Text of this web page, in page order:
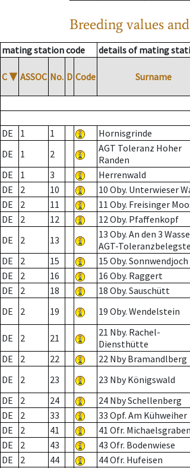
Breeding values
mating station code details of mating
C ▼ ASSOC No. D Code Surname
DE
1 1 Hornisgrinde
DE
1 2
AGT Toleranz Hoher
Randen
DE
1 3 Herrenwald
DE
2 10 10 Oby. Unterwieser
DE
2 11 11 Oby. Freisinger
DE
2 12 12 Oby. Pfaffenkopf
DE
2 13
13 Oby. An den 3
AGT-
DE
2 15 15 Oby. Sonnwendjoch
DE
2 16 16 Oby. Raggert
DE
2 18 18 Oby. Sauschütt
DE
2 19 19 Oby. Wendelstein
DE 2 21
21 Nby. Rachel-
Diensthütte
DE
2 22 22 Nby Bramandlberg
DE
2 23 23 Nby Königswald
DE
2 24 24 Nby Schellenberg
DE
2 33 33 Opf. Am Kühweiher
DE
2 41 41 Ofr. Michaelsgraben
DE
2 43 43 Ofr. Bodenwiese
DE
2 44 44 Ofr. Hufeisen